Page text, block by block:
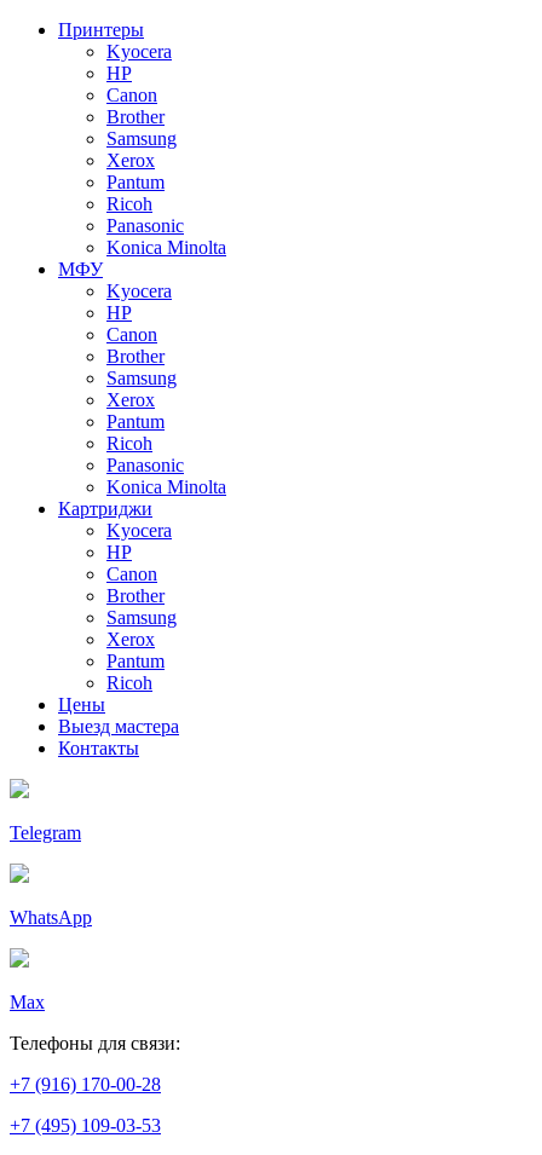
Принтеры
Kyocera
HP
Canon
Brother
Samsung
Xerox
Pantum
Ricoh
Panasonic
Konica Minolta
МФУ
Kyocera
HP
Canon
Brother
Samsung
Xerox
Pantum
Ricoh
Panasonic
Konica Minolta
Картриджи
Kyocera
HP
Canon
Brother
Samsung
Xerox
Pantum
Ricoh
Цены
Выезд мастера
Контакты
Telegram
WhatsApp
Max
Телефоны для связи:
+7 (916) 170-00-28
+7 (495) 109-03-53